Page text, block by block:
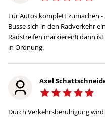
Für Autos komplett zumachen
Busse sich in den Radverkehr
Radstreifen markieren!) dann
in Ordnung.
Axel
Durch Verkehrsberuhigung